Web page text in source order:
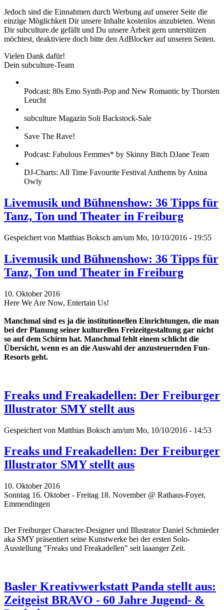
Jedoch sind die Einnahmen durch Werbung auf unserer Seite die
einzige Möglichkeit Dir unsere Inhalte kostenlos anzubieten. Wenn
Dir subculture.de gefällt und Du unsere Arbeit gern unterstützen
möchtest, deaktiviere doch bitte den AdBlocker auf unseren Seiten.
Vielen Dank dafür!
Dein subculture-Team
Podcast: 80s Emo Synth-Pop and New Romantic by Thorsten
Leucht
subculture Magazin Soli Backstock-Sale
Save The Rave!
Podcast: Fabulous Femmes* by Skinny Bitch DJane Team
DJ-Charts: All Time Favourite Festival Anthems by Anina
Owly
Livemusik und Bühnenshow: 36 Tipps für
Tanz, Ton und Theater in Freiburg
Gespeichert von Matthias Boksch am/um Mo, 10/10/2016 - 19:55
Livemusik und Bühnenshow: 36 Tipps für
Tanz, Ton und Theater in Freiburg
10. Oktober 2016
Here We Are Now, Entertain Us!
Manchmal sind es ja die institutionellen Einrichtungen, die man
bei der Planung seiner kulturellen Freizeitgestaltung gar nicht
so auf dem Schirm hat. Manchmal fehlt einem schlicht die
Übersicht, wenn es an die Auswahl der anzusteuernden Fun-
Resorts geht.
Freaks und Freakadellen: Der Freiburger
Illustrator SMY stellt aus
Gespeichert von Matthias Boksch am/um Mo, 10/10/2016 - 14:53
Freaks und Freakadellen: Der Freiburger
Illustrator SMY stellt aus
10. Oktober 2016
Sonntag 16. Oktober - Freitag 18. November @ Rathaus-Foyer,
Emmendingen
Der Freiburger Character-Designer und Illustrator Daniel Schmieder
aka SMY präsentiert seine Kunstwerke bei der ersten Solo-
Ausstellung "Freaks und Freakadellen" seit laaanger Zeit.
Basler Kreativwerkstatt Panda stellt aus:
Zeitgeist BRAVO - 60 Jahre Jugend- &